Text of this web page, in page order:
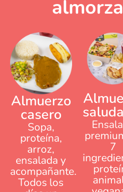
Almuerzo
casero
Sopa,
proteína,
arroz,
ensalada y
acompañante.
Todos los
7